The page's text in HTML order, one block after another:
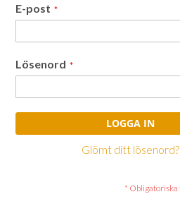
E-post
Lösenord
LOGGA IN
Glömt ditt lösenord?